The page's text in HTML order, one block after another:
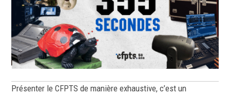
Présenter le CFPTS de manière exhaustive, c’est un